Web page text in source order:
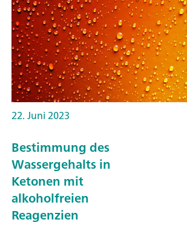
22. Juni 2023
Bestimmung des
Wassergehalts in
Ketonen mit
alkoholfreien
Reagenzien